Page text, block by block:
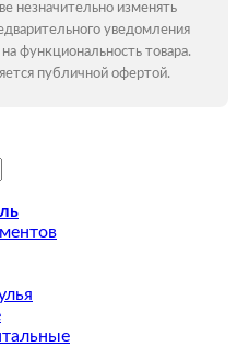
незначительно изменять
уведомления
функциональность товара.
публичной офертой.